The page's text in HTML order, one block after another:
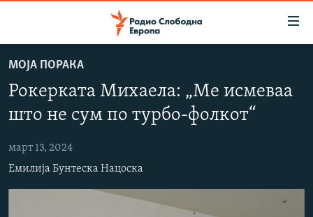
на
содржината
Оди
главната
Премини
МАКЕДОНИЈА
СВЕТ
ВИЗУЕЛНО
ВЕСТИ
ШТО ТРЕБА ДА ЗНАЕТЕ
ПРИЈАВИ СЕ ЗА ЊУЗЛЕТЕР
МОЈА ПОРАКА
Рокерката Михаела: „Ме исмеваа
што не сум по турбо-фолкот“
март 13, 2024
Емилија Бунтеска Нацоска